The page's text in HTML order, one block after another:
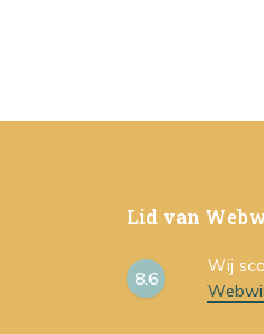
Lid van
8.6
Wij